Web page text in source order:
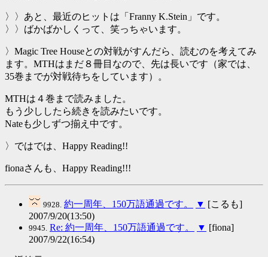
〉〉あと、最近のヒットは「Franny K.Stein」です。
〉〉ばかばかしくって、笑っちゃいます。
〉Magic Tree Houseとの対戦がすんだら、読むのを考えてみ
ます。MTHはまだ８冊目なので、先は長いです（家では、
35巻までが対戦待ちをしています）。
MTHは４巻まで読みました。
もう少ししたら続きを読みたいです。
Nateも少しずつ揃え中です。
〉ではでは、Happy Reading!!
fionaさんも、Happy Reading!!!
9928. 約一周年、150万語通過です。 ▼ [こるも]
2007/9/20(13:50)
9945. Re: 約一周年、150万語通過です。 ▼ [fiona]
2007/9/22(16:54)